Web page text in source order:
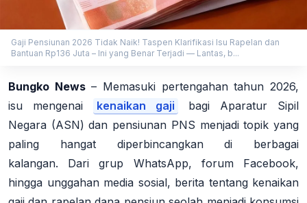
Gaji Pensiunan 2026 Tidak Naik! Taspen Klarifikasi Isu Rapelan dan
Bantuan Rp136 Juta – Ini yang Benar Terjadi — Lantas, b...
Bungko News– Memasuki pertengahan tahun 2026,
isu mengenai
kenaikan gaji
bagi Aparatur Sipil
Negara (ASN) dan pensiunan PNS menjadi topik yang
paling hangat diperbincangkan di berbagai
kalangan. Dari grup WhatsApp, forum Facebook,
hingga unggahan media sosial, berita tentang kenaikan